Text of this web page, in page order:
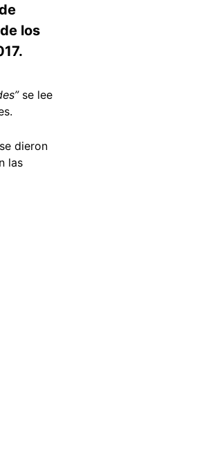
los
se lee
dieron
las